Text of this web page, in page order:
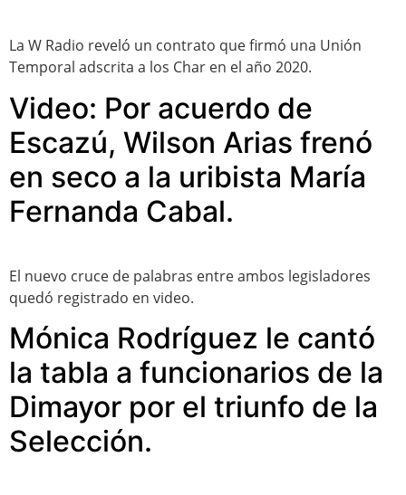
La W Radio reveló un contrato que firmó una Unión
Temporal adscrita a los Char en el año 2020.
Video: Por acuerdo de
Escazú, Wilson Arias frenó
en seco a la uribista María
Fernanda Cabal.
El nuevo cruce de palabras entre ambos legisladores
quedó registrado en video.
Mónica Rodríguez le cantó
la tabla a funcionarios de la
Dimayor por el triunfo de la
Selección.